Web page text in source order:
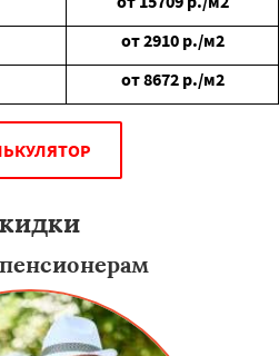
от2910 р./м2
от8672 р./м2